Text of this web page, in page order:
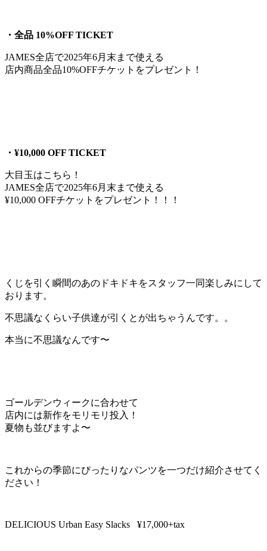
・全品 10%OFF TICKET
JAMES全店で2025年6月末まで使える
店内商品全品10%OFFチケットをプレゼント！
・¥10,000 OFF TICKET
大目玉はこちら！
JAMES全店で2025年6月末まで使える
¥10,000 OFFチケットをプレゼント！！！
くじを引く瞬間のあのドキドキをスタッフ一同楽しみにして
おります。
不思議なくらい子供達が引くとが出ちゃうんです。。
本当に不思議なんです〜
ゴールデンウィークに合わせて
店内には新作をモリモリ投入！
夏物も並びますよ〜
これからの季節にぴったりなパンツを一つだけ紹介させてく
ださい！
DELICIOUS Urban Easy Slacks ¥17,000+tax